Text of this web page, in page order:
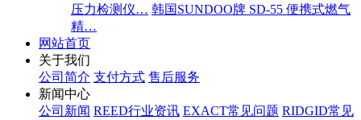
压力检测仪… 韩国SUNDOO牌 SD-55 便携式燃气
精…
网站首页
关于我们
公司简介 支付方式 售后服务
新闻中心
公司新闻 REED行业资讯 EXACT常见问题 RIDGID常见